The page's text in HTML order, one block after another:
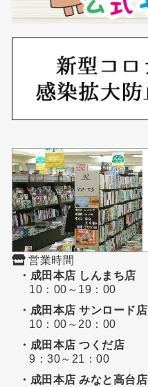
営業時間
・成田本店 しんまち店
10：00～19：00
・成田本店 サンロード店
10：00～20：00
・成田本店 つくだ店
9：30～21：00
・成田本店 みなと高台店